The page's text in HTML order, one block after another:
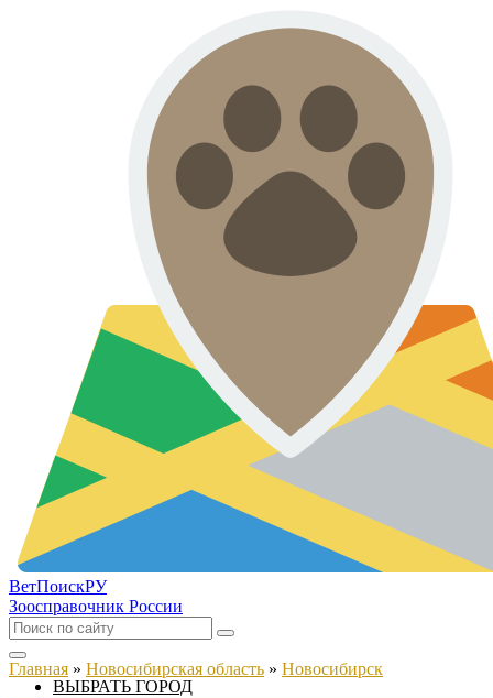
ВетПоискРУ
Зоосправочник России
ВЫБРАТЬ ГОРОД
Главная » Новосибирская область » Новосибирск